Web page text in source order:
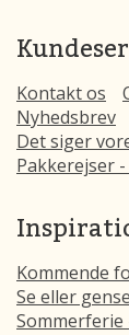
Kontakt os
Nyhedsbrev
Det siger
Pakkerejser
Kommende
Se eller